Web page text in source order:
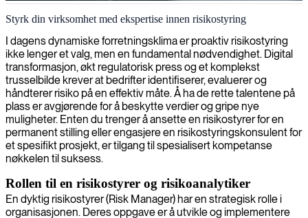
Risiko- og etterlevelsesstyring
Vi identifiserer, evaluerer og reduserer risikoer for å beskytte din
virksomhetsdrift og sikre bærekraftig vekst med våre eksperttjenester
innen risikostyring.
Styrk din virksomhet med ekspertise innen risikostyring
I dagens dynamiske forretningsklima er proaktiv risikostyring
ikke lenger et valg, men en fundamental nødvendighet. Digital
transformasjon, økt regulatorisk press og et komplekst
trusselbilde krever at bedrifter identifiserer, evaluerer og
håndterer risiko på en effektiv måte. Å ha de rette talentene på
plass er avgjørende for å beskytte verdier og gripe nye
muligheter. Enten du trenger å ansette en risikostyrer for en
permanent stilling eller engasjere en risikostyringskonsulent for
et spesifikt prosjekt, er tilgang til spesialisert kompetanse
nøkkelen til suksess.
Rollen til en risikostyrer og risikoanalytiker
En dyktig risikostyrer (Risk Manager) har en strategisk rolle i
organisasjonen. Deres oppgave er å utvikle og implementere